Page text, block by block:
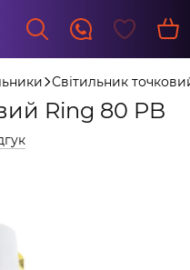
Світильник
Ring 80 PB